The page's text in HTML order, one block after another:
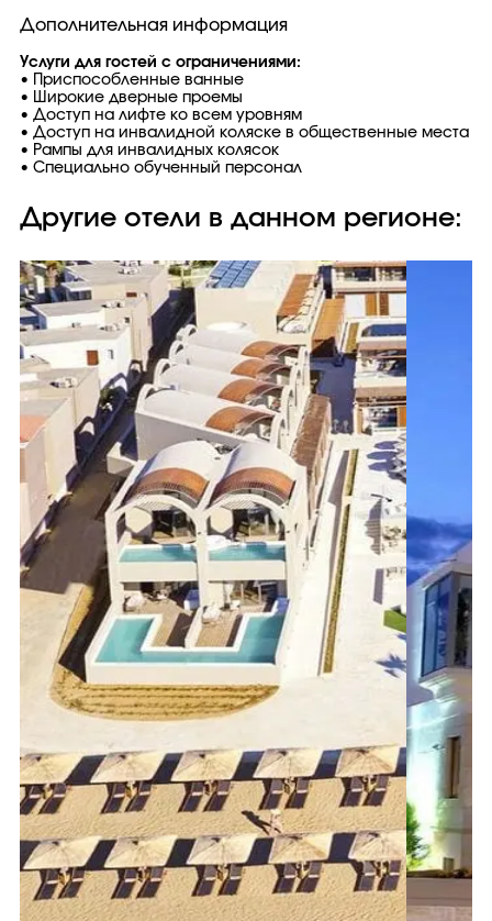
Дополнительная информация
Услуги для гостей с ограничениями:
• Приспособленные ванные
• Широкие дверные проемы
• Доступ на лифте ко всем уровням
• Доступ на инвалидной коляске в общественные места
• Рампы для инвалидных колясок
• Специально обученный персонал
Другие отели в данном регионе: